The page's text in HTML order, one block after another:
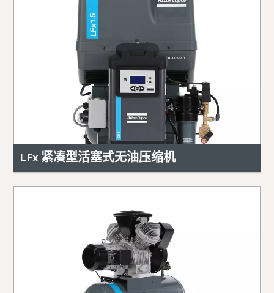
LFx 紧凑型活塞式无油压缩机